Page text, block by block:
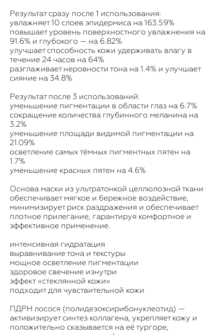
Результат сразу после 1 использования:
увлажняет 10 слоев эпидермиса на 163.59%
повышает уровень поверхностного увлажнения на
91.6% и глубокого — на 6.82%
улучшает способность кожи удерживать влагу в
течение 24 часов на 64%
разглаживает неровности тона на 1.4% и улучшает
сияние на 34.8%
Результат после 3 использований:
уменьшение пигментации в области глаз на 6.7%
сокращение количества глубинного меланина на
3.2%
уменьшение площади видимой пигментации на
21.09%
осветление самых тёмных пигментных пятен на
1.7%
уменьшение красных пятен на 4.6%
Основа маски из ультратонкой целлюлозной ткани
обеспечивает мягкое и бережное воздействие,
минимизирует риск раздражения и обеспечивает
плотное прилегание, гарантируя комфортное и
эффективное применение.
интенсивная гидратация
выравнивание тона и текстуры
мощное осветление пигментации
здоровое свечение изнутри
эффект «стеклянной кожи»
подходит для чувствительной кожи
ПДРН лосося (полидезоксирибонуклеотид) —
активизирует синтез коллагена, укрепляет кожу и
положительно сказывается на её тургоре,